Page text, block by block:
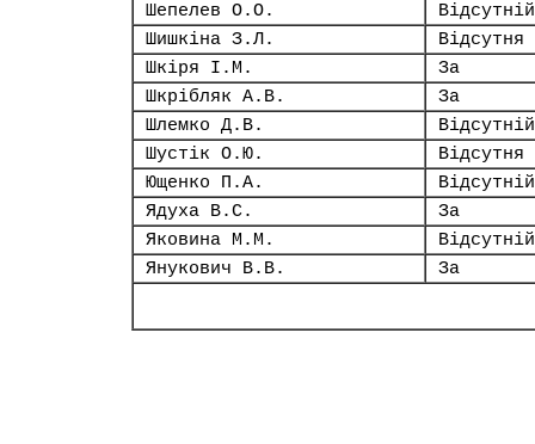
Шепелев О.О.
Відсутній
Шишкіна З.Л.
Відсутня
Шкіря І.М.
За
Шкрібляк А.В.
За
Шлемко Д.В.
Відсутній
Шустік О.Ю.
Відсутня
Ющенко П.А.
Відсутній
Ядуха В.С.
За
Яковина М.М.
Відсутній
Янукович В.В.
За